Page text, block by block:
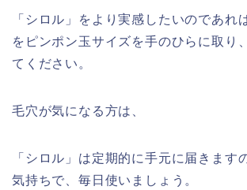
「 シロル 」をより実感したいのであれ
をピンポン玉サイズを手のひらに取り
てください。
毛穴が気になる方は、
「シロル 」は定期的に手元に届きます
気持ちで、毎日使いましょう。